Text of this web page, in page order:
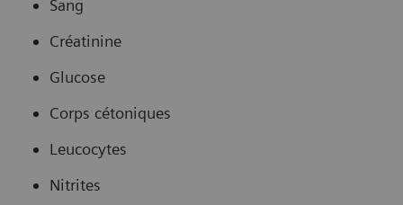
Sang
Créatinine
Glucose
Corps cétoniques
Leucocytes
Nitrites